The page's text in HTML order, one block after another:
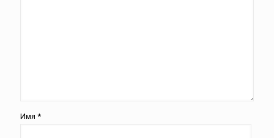
Имя *